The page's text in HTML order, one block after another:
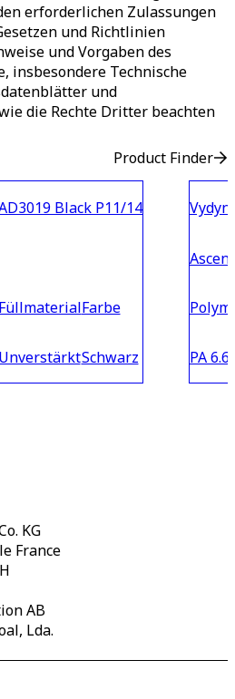
erforderlichen Zulassungen
und Richtlinien
und Vorgaben des
insbesondere Technische
und
die Rechte Dritter beachten
Product Finder
Black P11/14
Unverstärkt
Farbe
Schwarz PA 6.6
KG
France
AB
Lda.